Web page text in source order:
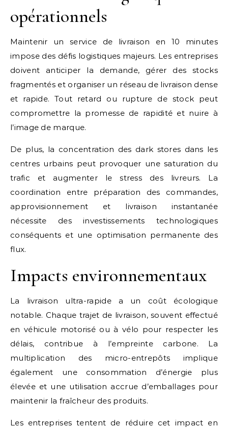
opérationnels
Maintenir un service de livraison en 10 minutes
impose des défis logistiques majeurs. Les entreprises
doivent anticiper la demande, gérer des stocks
fragmentés et organiser un réseau de livraison dense
et rapide. Tout retard ou rupture de stock peut
compromettre la promesse de rapidité et nuire à
l’image de marque.
De plus, la concentration des dark stores dans les
centres urbains peut provoquer une saturation du
trafic et augmenter le stress des livreurs. La
coordination entre préparation des commandes,
approvisionnement et livraison instantanée
nécessite des investissements technologiques
conséquents et une optimisation permanente des
flux.
Impacts environnementaux
La livraison ultra-rapide a un coût écologique
notable. Chaque trajet de livraison, souvent effectué
en véhicule motorisé ou à vélo pour respecter les
délais, contribue à l’empreinte carbone. La
multiplication des micro-entrepôts implique
également une consommation d’énergie plus
élevée et une utilisation accrue d’emballages pour
maintenir la fraîcheur des produits.
Les entreprises tentent de réduire cet impact en